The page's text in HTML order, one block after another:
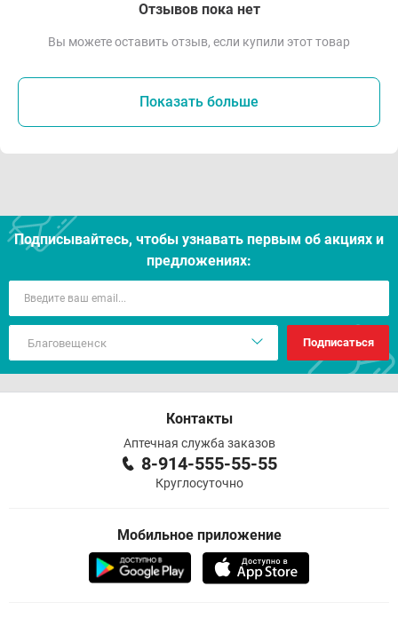
Отзывов пока нет
Вы можете оставить отзыв, если купили этот товар
Показать больше
Подписывайтесь, чтобы узнавать первым об акцияx и
предложениях:
Подписаться
Контакты
Аптечная служба заказов
8-914-555-55-55
Круглосуточно
Мобильное приложение